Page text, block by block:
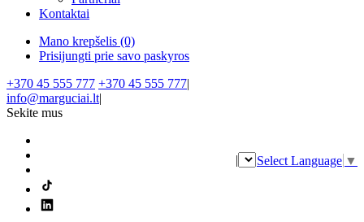
Kontaktai
Mano krepšelis (0)
Prisijungti prie savo paskyros
+370 45 555 777 +370 45 555 777|
info@marguciai.lt|
Sekite mus
| Select Language ▼